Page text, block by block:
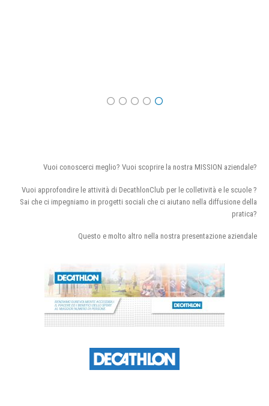
Vuoi conoscerci meglio? Vuoi scoprire la nostra MISSION aziendale?
Vuoi approfondire le attività di DecathlonClub per le colletività e le scuole ?
Sai che ci impegniamo in progetti sociali che ci aiutano nella diffusione della
pratica?
Questo e molto altro nella nostra presentazione aziendale